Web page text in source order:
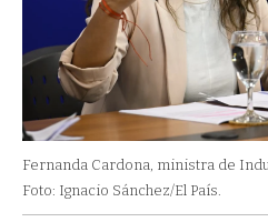
Fernanda Cardona, ministra de
Foto: Ignacio Sánchez/El País.